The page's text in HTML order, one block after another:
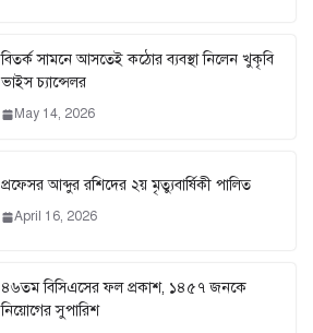
বিতর্ক সামনে আসতেই কঠোর ব্যবস্থা নিলেন খুকৃবি
ভাইস চ্যান্সেলর
May 14, 2026
প্রফেসর আব্দুর রশিদের ২য় মৃত্যুবার্ষিকী পালিত
April 16, 2026
৪৬তম বিসিএসের ফল প্রকাশ, ১৪৫৭ জনকে
নিয়োগের সুপারিশ